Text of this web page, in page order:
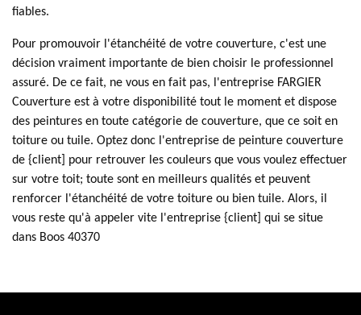
fiables.
Pour promouvoir l'étanchéité de votre couverture, c'est une
décision vraiment importante de bien choisir le professionnel
assuré. De ce fait, ne vous en fait pas, l'entreprise FARGIER
Couverture est à votre disponibilité tout le moment et dispose
des peintures en toute catégorie de couverture, que ce soit en
toiture ou tuile. Optez donc l'entreprise de peinture couverture
de {client] pour retrouver les couleurs que vous voulez effectuer
sur votre toit; toute sont en meilleurs qualités et peuvent
renforcer l'étanchéité de votre toiture ou bien tuile. Alors, il
vous reste qu'à appeler vite l'entreprise {client] qui se situe
dans Boos 40370